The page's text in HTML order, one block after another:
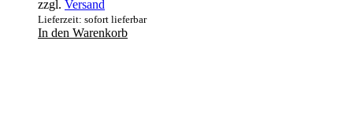
zzgl. Versand
Lieferzeit: sofort lieferbar
In den Warenkorb